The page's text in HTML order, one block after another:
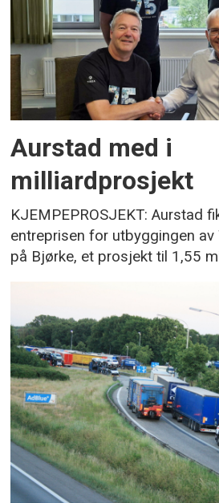
Aurstad med i
milliardprosjekt
KJEMPEPROSJEKT: Aurstad
entreprisen for utbyggingen av
på Bjørke, et prosjekt til 1,55